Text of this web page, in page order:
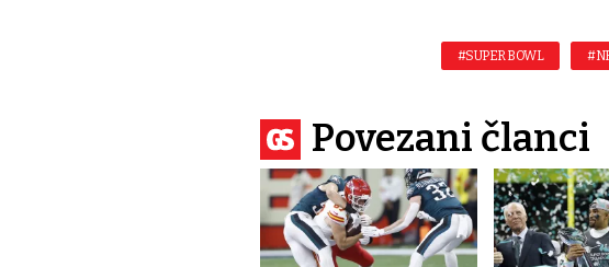
#SUPER BOWL
Povezani članci